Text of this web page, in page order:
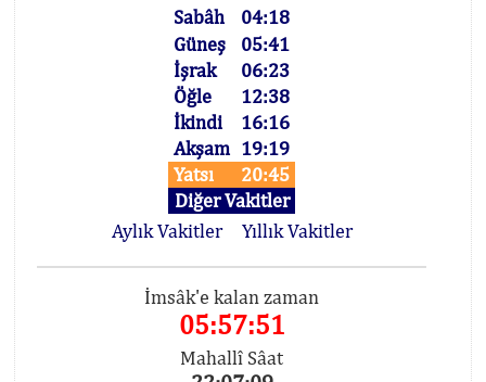
Sabâh
04:18
Güneş
05:41
İşrak
06:23
Öğle
12:38
İkindi
16:16
Akşam 19:19
Yatsı
20:45
Diğer Vakitler
Aylık Vakitler
Yıllık Vakitler
İmsâk'e kalan zaman
05:57:51
Mahallî Sâat